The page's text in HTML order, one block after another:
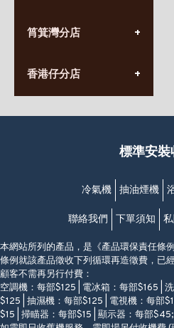
九龍太子太子道西141號
營業時間:
香港堅尼地城卑路乍街
(堅尼地城地鐵站B出口)
筲箕灣分店
營業時間:
(10:00am-20:30pm)
香港仔分店
營業時間:
香港香港仔成都道20-28號
(黃竹坑地鐵站轉4M專線小巴)
標準安裝
冷氣機 抽油煙機
聯絡我們 下單須知
本網站所列的產品，是《產品環保責任條
條例就該產品徵收下列循環再造徵費，已
顧客不需再另行付費：
空調機：每部$125 | 電冰箱：每部$165 |
$125 | 抽濕機：每部$125 | 電視機：每部
$15 | 掃瞄器：每部$15 | 顯示器：每部$45;